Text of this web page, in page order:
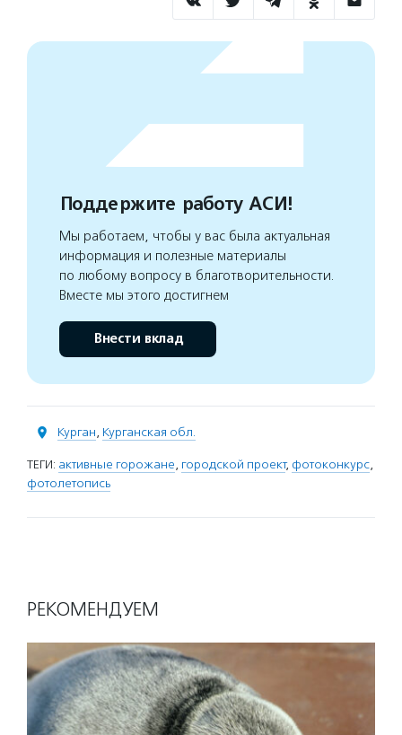
Поддержите работу АСИ!
Мы работаем, чтобы у вас была актуальная
информация и полезные материалы
по любому вопросу в благотворительности.
Вместе мы этого достигнем
Внести вклад
Курган, Курганская обл.
ТЕГИ: активные горожане, городской проект, фотоконкурс,
фотолетопись
РЕКОМЕНДУЕМ